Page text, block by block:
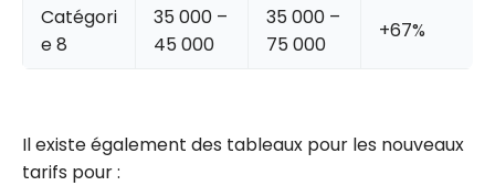
Catégori
e 8
35 000 –
45 000
35 000 –
75 000
+67%
Il existe également des tableaux pour les nouveaux
tarifs pour :